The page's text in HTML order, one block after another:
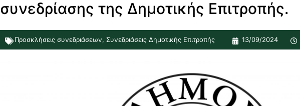
συνεδρίασης της Δημοτικής Επιτροπής.
Προσκλήσεις συνεδριάσεων, Συνεδριάσεις Δημοτικής Επιτροπής 13/09/2024